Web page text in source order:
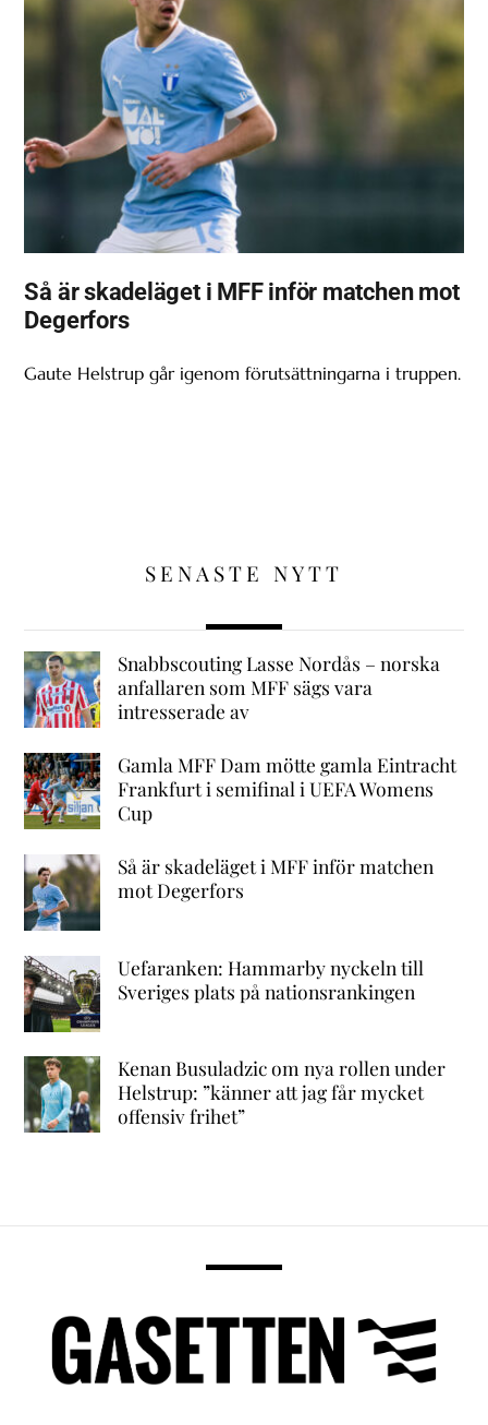
Så är skadeläget i MFF inför matchen mot
Degerfors
Gaute Helstrup går igenom förutsättningarna i truppen.
SENASTE NYTT
Snabbscouting Lasse Nordås – norska
anfallaren som MFF sägs vara
intresserade av
Gamla MFF Dam mötte gamla Eintracht
Frankfurt i semifinal i UEFA Womens
Cup
Så är skadeläget i MFF inför matchen
mot Degerfors
Uefaranken: Hammarby nyckeln till
Sveriges plats på nationsrankingen
Kenan Busuladzic om nya rollen under
Helstrup: ”känner att jag får mycket
offensiv frihet”